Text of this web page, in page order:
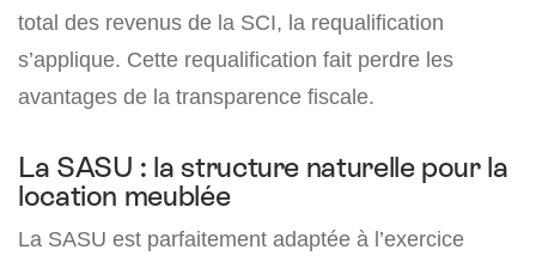
total des revenus de la SCI, la requalification
s’applique. Cette requalification fait perdre les
avantages de la transparence fiscale.
La SASU : la structure naturelle pour la
location meublée
La SASU est parfaitement adaptée à l’exercice